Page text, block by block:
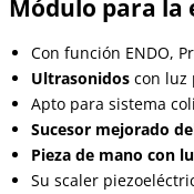
Módulo para la
Con función ENDO,
Ultrasonidos con luz
Apto para sistema
Sucesor mejorado
Pieza de mano con
Su scaler